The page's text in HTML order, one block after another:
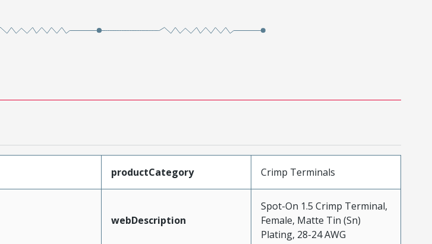
productCategory Crimp Terminals
webDescription
Spot-On 1.5 Crimp Terminal,
Female, Matte Tin (Sn)
Plating, 28-24 AWG